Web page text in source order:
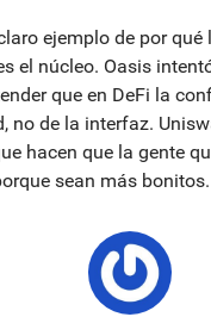
ejemplo de por
el núcleo. Oasis
que en DeFi la
no de la interfaz.
hacen que la gente
sean más bonitos.